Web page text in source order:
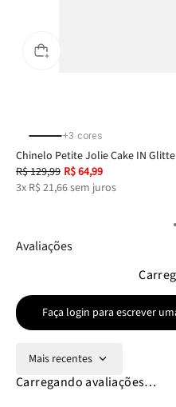
+3 cores
Chinelo Petite Jolie Cake IN
R$129,99 R$64,99
3x R$ 21,66sem juros
Avaliações
Faça login para escrever
Mais recentes
Carregando avaliações…